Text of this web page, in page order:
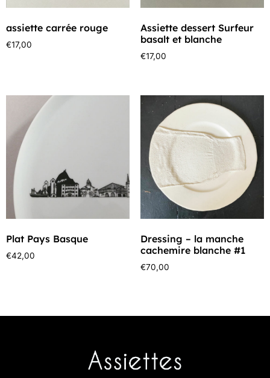
assiette carrée rouge
€17,00
Assiette dessert Surfeur
basalt et blanche
€17,00
Plat Pays Basque
€42,00
Dressing – la manche
cachemire blanche #1
€70,00